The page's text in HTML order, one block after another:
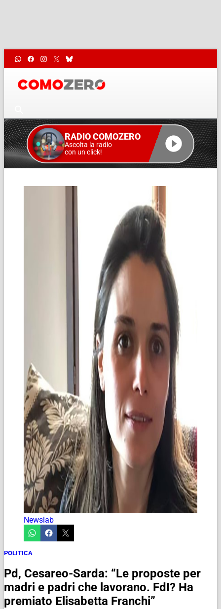
RADIO COMOZERO
Ascolta la radio
con un click!
Newslab
POLITICA
Pd, Cesareo-Sarda: “Le proposte per
madri e padri che lavorano. FdI? Ha
premiato Elisabetta Franchi”